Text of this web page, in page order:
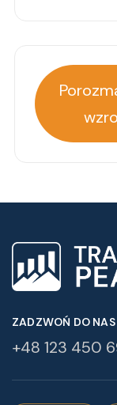
ZADZWOŃ DO NAS
+48 123 450